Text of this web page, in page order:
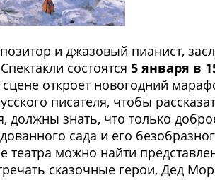
и джазовый пианист,
состоятся 5 января в
откроет новогодний
писателя, чтобы
должны знать, что только
сада и его
можно найти
сказочные герои, Дед